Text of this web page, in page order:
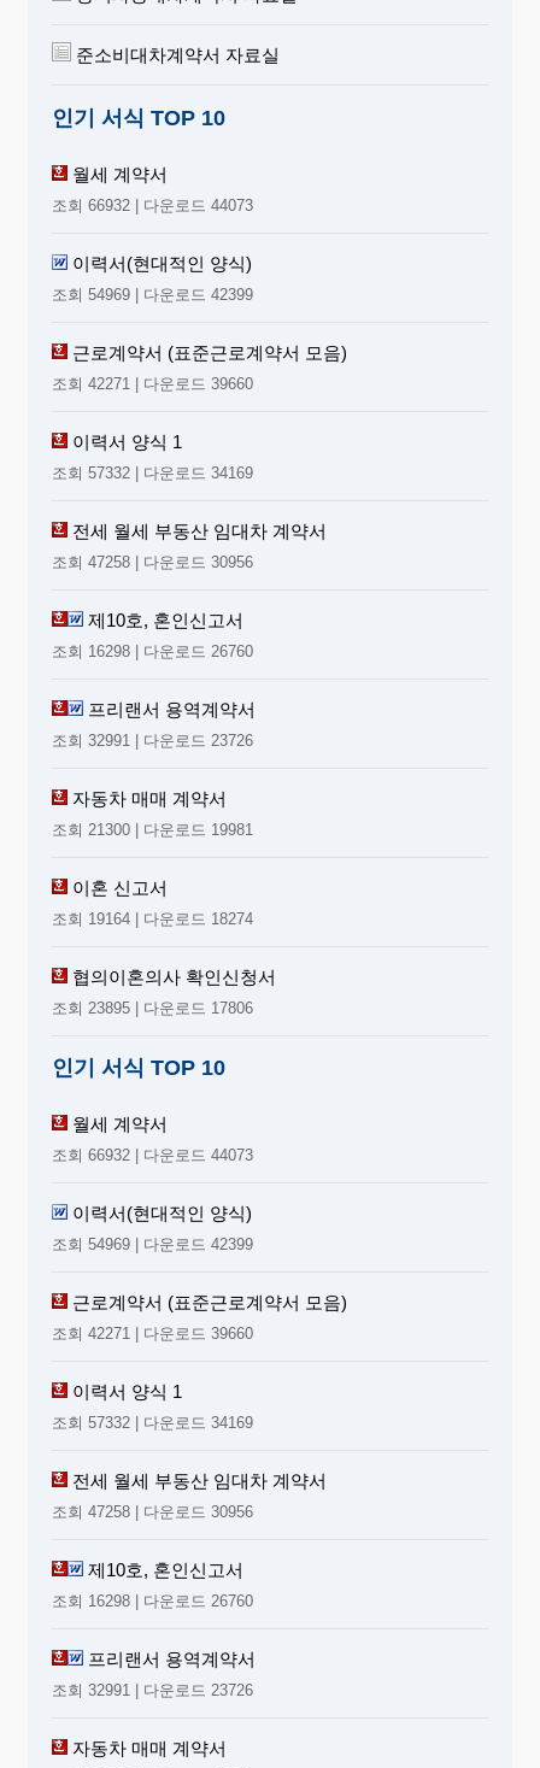
준소비대차계약서 자료실
인기 서식 TOP 10
월세 계약서
조회 66932 | 다운로드 44073
이력서(현대적인 양식)
조회 54969 | 다운로드 42399
근로계약서 (표준근로계약서 모음)
조회 42271 | 다운로드 39660
이력서 양식 1
조회 57332 | 다운로드 34169
전세 월세 부동산 임대차 계약서
조회 47258 | 다운로드 30956
제10호, 혼인신고서
조회 16298 | 다운로드 26760
프리랜서 용역계약서
조회 32991 | 다운로드 23726
자동차 매매 계약서
조회 21300 | 다운로드 19981
이혼 신고서
조회 19164 | 다운로드 18274
협의이혼의사 확인신청서
조회 23895 | 다운로드 17806
인기 서식 TOP 10
월세 계약서
조회 66932 | 다운로드 44073
이력서(현대적인 양식)
조회 54969 | 다운로드 42399
근로계약서 (표준근로계약서 모음)
조회 42271 | 다운로드 39660
이력서 양식 1
조회 57332 | 다운로드 34169
전세 월세 부동산 임대차 계약서
조회 47258 | 다운로드 30956
제10호, 혼인신고서
조회 16298 | 다운로드 26760
프리랜서 용역계약서
조회 32991 | 다운로드 23726
자동차 매매 계약서